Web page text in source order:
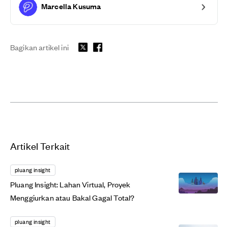
Marcella Kusuma
Bagikan artikel ini
Artikel Terkait
pluang insight
Pluang Insight: Lahan Virtual, Proyek
Menggiurkan atau Bakal Gagal Total?
pluang insight